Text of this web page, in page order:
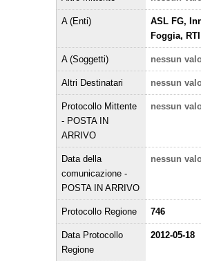
A (Enti)
ASL FG,
Foggia,
A (Soggetti) nessun
Altri Destinatari nessun
Protocollo Mittente
- POSTA IN
ARRIVO
nessun
Data della
comunicazione -
POSTA IN ARRIVO
nessun
Protocollo Regione 746
Data Protocollo
Regione
2012-05-18